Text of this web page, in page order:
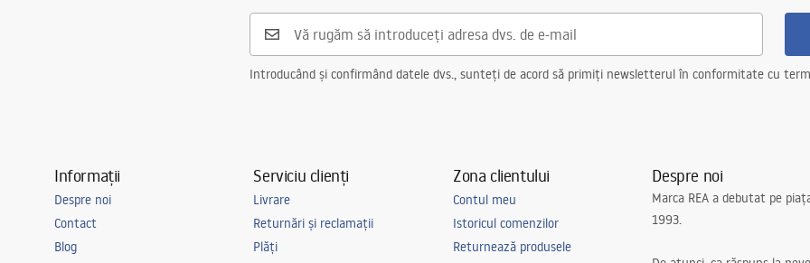
Introducând și confirmând datele dvs., sunteți de acord să primiți newsletterul în conformitate cu
Informații
Despre noi
Contact
Blog
Serviciu clienți
Livrare
Returnări și reclamații
Plăți
Zona clientului
Contul meu
Istoricul comenzilor
Returnează produsele
Despre noi
Marca REA a debutat pe
1993.